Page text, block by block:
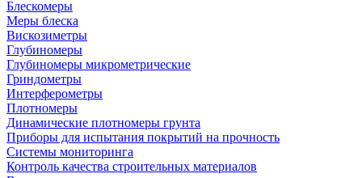
Блескомеры
Меры блеска
Вискозиметры
Глубиномеры
Глубиномеры микрометрические
Гриндометры
Интерферометры
Плотномеры
Динамические плотномеры грунта
Приборы для испытания покрытий на прочность
Системы мониторинга
Контроль качества строительных материалов